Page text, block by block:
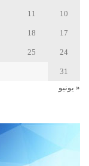
10
11
17
18
24
25
31
« يونيو